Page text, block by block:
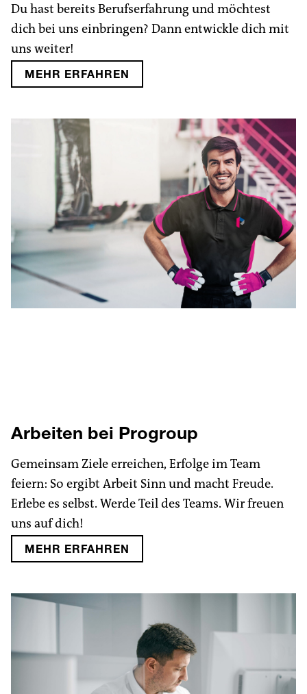
Du hast bereits Berufserfahrung und möchtest
dich bei uns einbringen? Dann entwickle dich mit
uns weiter!
MEHR ERFAHREN
Arbeiten bei Progroup
Gemeinsam Ziele erreichen, Erfolge im Team
feiern: So ergibt Arbeit Sinn und macht Freude.
Erlebe es selbst. Werde Teil des Teams. Wir freuen
uns auf dich!
MEHR ERFAHREN